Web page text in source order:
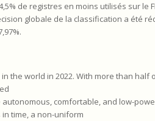
de registres en moins utilisés sur le
globale de la classification a été
the world in 2022. With more than half
comfortable, and low-
time, a non-uniform